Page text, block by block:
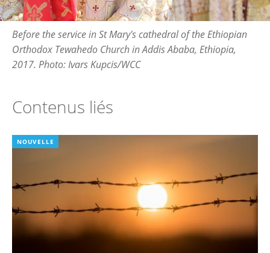
Before the service in St Mary's cathedral of the Ethiopian
Orthodox Tewahedo Church in Addis Ababa, Ethiopia,
2017. Photo: Ivars Kupcis/WCC
Contenus liés
NOUVELLE